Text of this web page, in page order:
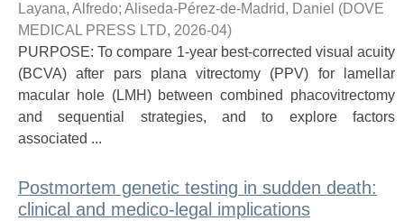
Layana, Alfredo; Aliseda-Pérez-de-Madrid, Daniel (DOVE
MEDICAL PRESS LTD, 2026-04)
PURPOSE: To compare 1-year best-corrected visual acuity
(BCVA) after pars plana vitrectomy (PPV) for lamellar
macular hole (LMH) between combined phacovitrectomy
and sequential strategies, and to explore factors
associated ...
Postmortem genetic testing in sudden death:
clinical and medico-legal implications